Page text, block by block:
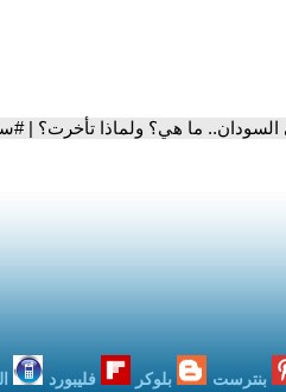
ما هي؟ ولماذا تأخرت؟ |
بنترست بلوكر فليبورد